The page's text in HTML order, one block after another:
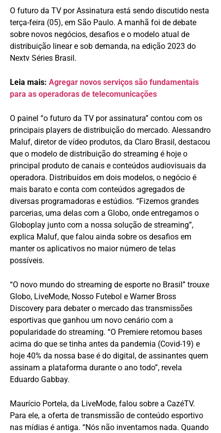
O futuro da TV por Assinatura está sendo discutido nesta
terça-feira (05), em São Paulo. A manhã foi de debate
sobre novos negócios, desafios e o modelo atual de
distribuição linear e sob demanda, na edição 2023 do
Nextv Séries Brasil.
Leia mais: Agregar novos serviços são fundamentais
para as operadoras de telecomunicações
O painel “o futuro da TV por assinatura” contou com os
principais players de distribuição do mercado. Alessandro
Maluf, diretor de vídeo produtos, da Claro Brasil, destacou
que o modelo de distribuição do streaming é hoje o
principal produto de canais e conteúdos audiovisuais da
operadora. Distribuídos em dois modelos, o negócio é
mais barato e conta com conteúdos agregados de
diversas programadoras e estúdios. “Fizemos grandes
parcerias, uma delas com a Globo, onde entregamos o
Globoplay junto com a nossa solução de streaming”,
explica Maluf, que falou ainda sobre os desafios em
manter os aplicativos no maior número de telas
possíveis.
“O novo mundo do streaming de esporte no Brasil” trouxe
Globo, LiveMode, Nosso Futebol e Warner Bross
Discovery para debater o mercado das transmissões
esportivas que ganhou um novo cenário com a
popularidade do streaming. “O Premiere retomou bases
acima do que se tinha antes da pandemia (Covid-19) e
hoje 40% da nossa base é do digital, de assinantes quem
assinam a plataforma durante o ano todo”, revela
Eduardo Gabbay.
Maurício Portela, da LiveMode, falou sobre a CazéTV.
Para ele, a oferta de transmissão de conteúdo esportivo
nas mídias é antiga. “Nós não inventamos nada. Quando